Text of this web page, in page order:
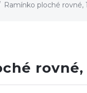
Ramínko ploché rovné,
rovné,